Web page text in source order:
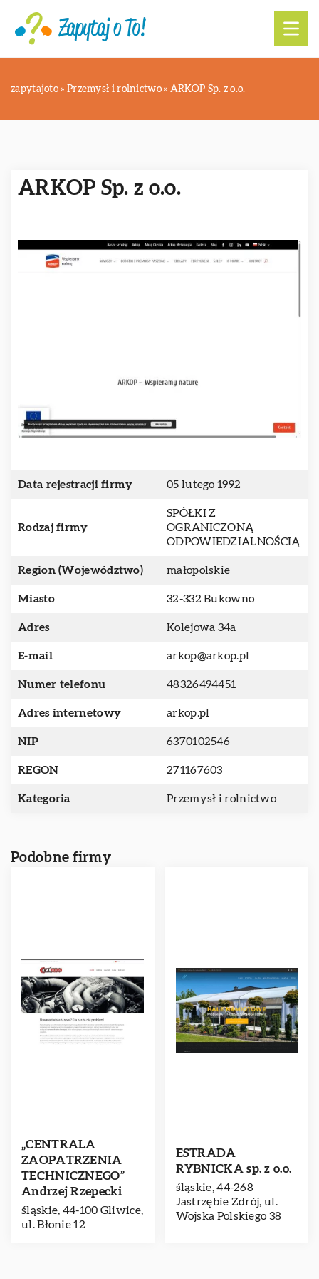
zapytajoto » Przemysł i rolnictwo» ARKOP Sp. z o.o.
ARKOP Sp. z o.o.
Data rejestracji firmy 05 lutego 1992
Rodzaj firmy
SPÓŁKI Z
OGRANICZONĄ
ODPOWIEDZIALNOŚCIĄ
Region (Województwo) małopolskie
Miasto 32-332 Bukowno
Adres Kolejowa 34a
E-mail arkop@arkop.pl
Numer telefonu 48326494451
Adres internetowy arkop.pl
NIP 6370102546
REGON 271167603
Kategoria Przemysł i rolnictwo
Podobne firmy
„CENTRALA
ZAOPATRZENIA
TECHNICZNEGO”
Andrzej Rzepecki
śląskie, 44-100 Gliwice,
ul. Błonie 12
ESTRADA
RYBNICKA sp. z o.o.
śląskie, 44-268
Jastrzębie Zdrój, ul.
Wojska Polskiego 38